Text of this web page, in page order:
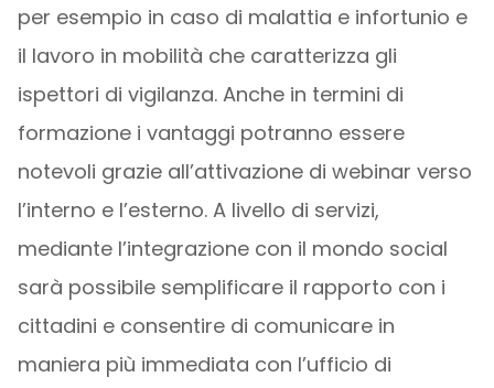
per esempio in caso di malattia e infortunio e
il lavoro in mobilità che caratterizza gli
ispettori di vigilanza. Anche in termini di
formazione i vantaggi potranno essere
notevoli grazie all’attivazione di webinar verso
l’interno e l’esterno. A livello di servizi,
mediante l’integrazione con il mondo social
sarà possibile semplificare il rapporto con i
cittadini e consentire di comunicare in
maniera più immediata con l’ufficio di